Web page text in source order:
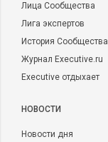
Лица Сообщества
Лига экспертов
История Сообщества
Журнал Executive.ru
Executive отдыхает
НОВОСТИ
Новости дня